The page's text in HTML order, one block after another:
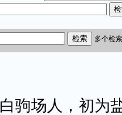
场人，初为